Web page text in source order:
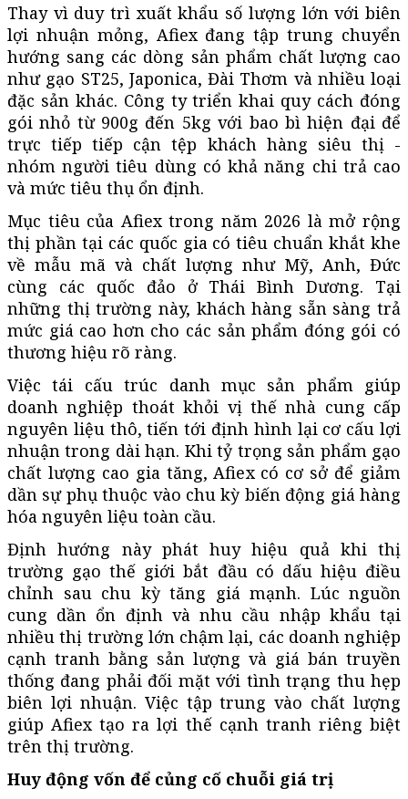
Thay vì duy trì xuất khẩu số lượng lớn với biên
lợi nhuận mỏng, Afiex đang tập trung chuyển
hướng sang các dòng sản phẩm chất lượng cao
như gạo ST25, Japonica, Đài Thơm và nhiều loại
đặc sản khác. Công ty triển khai quy cách đóng
gói nhỏ từ 900g đến 5kg với bao bì hiện đại để
trực tiếp tiếp cận tệp khách hàng siêu thị -
nhóm người tiêu dùng có khả năng chi trả cao
và mức tiêu thụ ổn định.
Mục tiêu của Afiex trong năm 2026 là mở rộng
thị phần tại các quốc gia có tiêu chuẩn khắt khe
về mẫu mã và chất lượng như Mỹ, Anh, Đức
cùng các quốc đảo ở Thái Bình Dương. Tại
những thị trường này, khách hàng sẵn sàng trả
mức giá cao hơn cho các sản phẩm đóng gói có
thương hiệu rõ ràng.
Việc tái cấu trúc danh mục sản phẩm giúp
doanh nghiệp thoát khỏi vị thế nhà cung cấp
nguyên liệu thô, tiến tới định hình lại cơ cấu lợi
nhuận trong dài hạn. Khi tỷ trọng sản phẩm gạo
chất lượng cao gia tăng, Afiex có cơ sở để giảm
dần sự phụ thuộc vào chu kỳ biến động giá hàng
hóa nguyên liệu toàn cầu.
Định hướng này phát huy hiệu quả khi thị
trường gạo thế giới bắt đầu có dấu hiệu điều
chỉnh sau chu kỳ tăng giá mạnh. Lúc nguồn
cung dần ổn định và nhu cầu nhập khẩu tại
nhiều thị trường lớn chậm lại, các doanh nghiệp
cạnh tranh bằng sản lượng và giá bán truyền
thống đang phải đối mặt với tình trạng thu hẹp
biên lợi nhuận. Việc tập trung vào chất lượng
giúp Afiex tạo ra lợi thế cạnh tranh riêng biệt
trên thị trường.
Huy động vốn để củng cố chuỗi giá trị